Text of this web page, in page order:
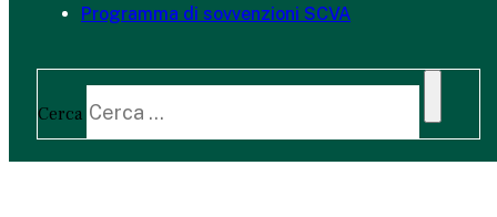
Programma di sovvenzioni SCVA
Cerca